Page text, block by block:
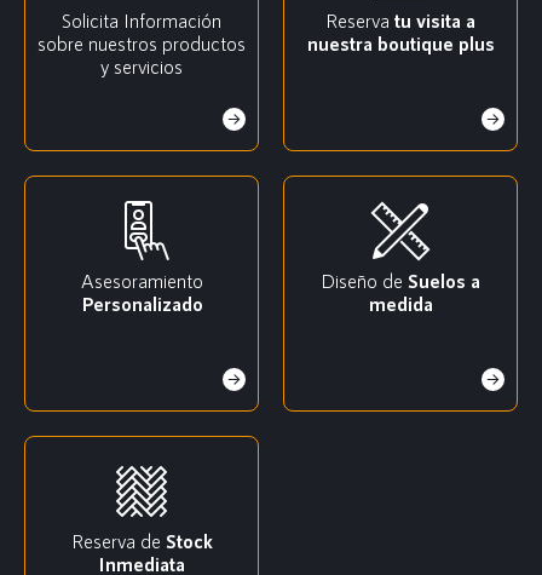
Solicita Información
sobre nuestros productos
y servicios
Reserva tu visita a
nuestra boutique plus
Asesoramiento
Personalizado
Diseño de Suelos a
medida
Reserva de Stock
Inmediata